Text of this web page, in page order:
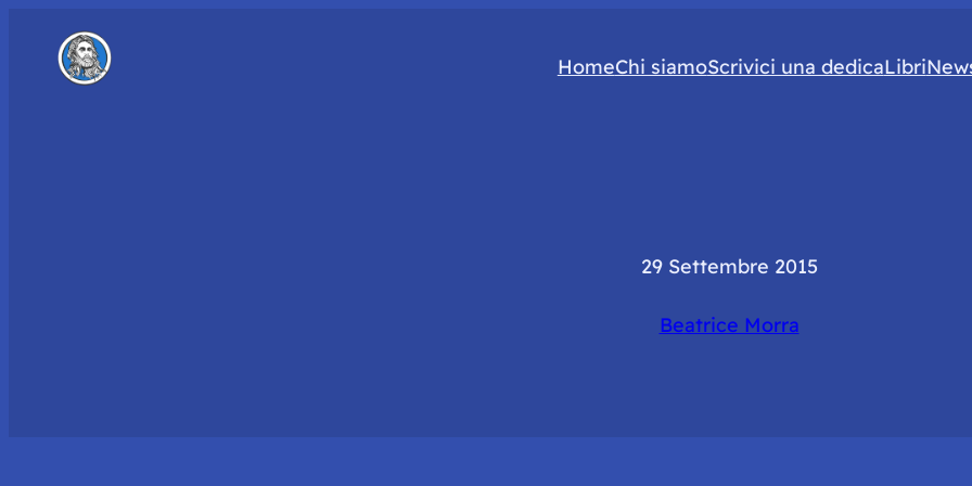
HomeChi siamoScrivici una dedicaLibri
29 Settembre 2015
Beatrice Morra